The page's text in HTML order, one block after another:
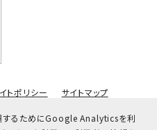
するためにGoogle Analyticsを利
トポリシー サイトマップ